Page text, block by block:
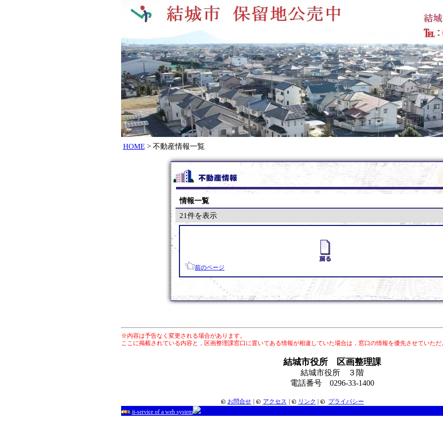
HOME> 不動産情報一覧
情報一覧
21件を表示
前のページ
※内容は予告なく変更される場合があります。
ここに掲載されている内容と，区画整理課窓口に置いてある情報が相違していた場合は，窓口の情報を優先させていただ
結城市役所 区画整理課
結城市役所 ３階
電話番号 0296-33-1400
お問合せ アクセス リンク
プライバシー
it-service of a web system